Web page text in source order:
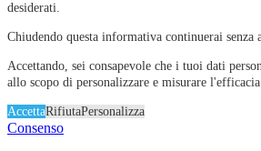
desiderati.
Chiudendo questa informativa continuerai senza
Accettando, sei consapevole che i tuoi dati
allo scopo di personalizzare e misurare
AccettaRifiutaPersonalizza
Consenso